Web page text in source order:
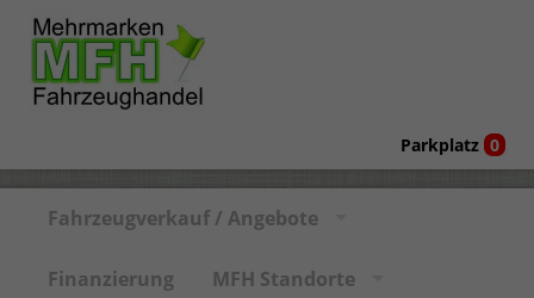
Parkplatz 0
Fahrzeugverkauf / Angebote
Finanzierung MFH Standorte